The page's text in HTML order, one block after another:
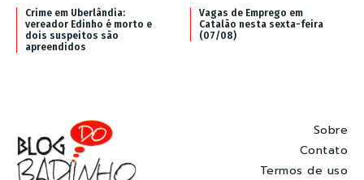
Crime em Uberlândia:
vereador Edinho é morto e
dois suspeitos são
apreendidos
Vagas de Emprego em
Catalão nesta sexta-feira
(07/08)
Sobre
Contato
Termos de uso